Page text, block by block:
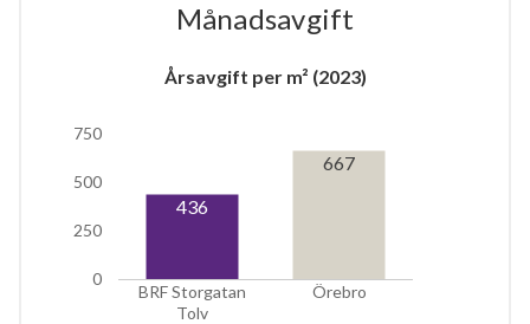
Månadsavgift
Årsavgift per m² (2023)
BRF Storgatan
Tolv
Örebro
0
250
500
750
436
667